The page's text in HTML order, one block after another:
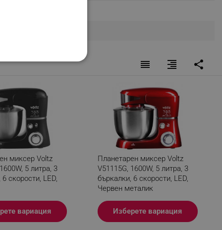
reorder format_align_right share
миксер Voltz
5 литра, 3
скорости, LED,
вариация
Планетарен миксер Voltz
V51115G, 1600W, 5 литра, 3
бъркалки, 6 скорости, LED,
Червен металик
Изберете вариация
и управление на